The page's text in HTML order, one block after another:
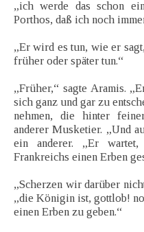
„ich werde das schon
Porthos, daß ich noch
„Er wird es tun, wie er
früher oder später tun.“
„Früher,“ sagte Aramis.
sich ganz und gar zu
nehmen, die hinter
anderer Musketier. „Und
ein anderer. „Er
Frankreichs einen Erben
„Scherzen wir darüber
„die Königin ist, gottlob!
einen Erben zu geben.“